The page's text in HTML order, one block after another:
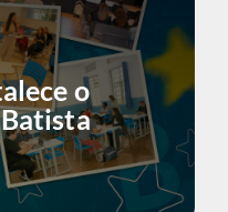
o
Batista